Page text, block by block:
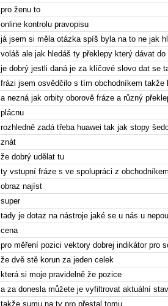
pro ženu to
online kontrolu pravopisu
já jsem si měla otázka spíš byla na to ne jak
voláš ale jak hledáš ty překlepy který dávat do
je dobrý jestli daná je za klíčové slovo dat se
frázi jsem osvědčilo s tím obchodníkem takže
a nezná jak orbity oborově fráze a různý
plácnu
rozhledně zadá třeba huawei tak jak stopy
znát
že dobrý udělat tu
ty vstupní fráze s ve spolupráci z
obraz najíst
super
tady je dotaz na nástroje jaké se u nás u
cena
pro měření pozici vektory dobrej indikátor pro
že dvě stě korun za jeden celek
která si moje pravidelně že pozice
a za donesla můžete je vyfiltrovat aktuální
takže sumu na ty pro přestal tomu